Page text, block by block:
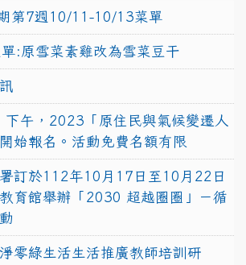
第7週10/11-10/13菜單
:原雪菜素雞改為雪菜豆干
午，2023「原住民與氣候變遷人
始報名。活動免費名額有限
訂於112年10月17日至10月22日
育館舉辦「2030 超越圈圈」－循
零綠生活生活推廣教師培訓研